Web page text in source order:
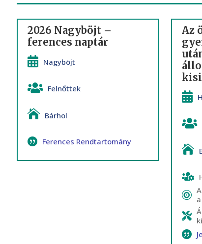
2026 Nagyböjt –
ferences naptár
Nagyböjt
Felnőttek
Bárhol
Ferences Rendtartomány
Az